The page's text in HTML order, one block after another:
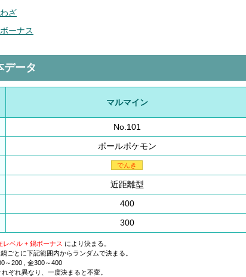
ざ
ーナス
データ
マルマイン
No.101
ボールポケモン
でんき
近距離型
400
300
レベル + 鍋ボーナス により決まる。
ごとに下記範囲内からランダムで決まる。
～200 , 金300～400
ぞれ異なり、一度決まると不変。